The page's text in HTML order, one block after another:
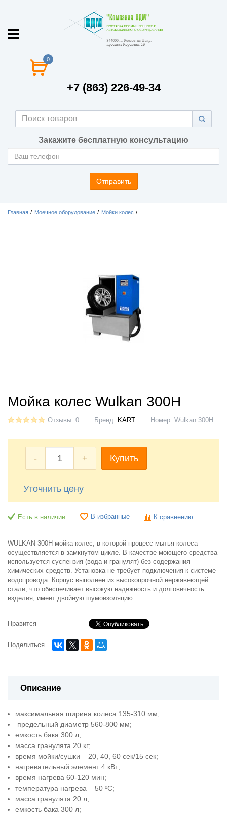
0
+7 (863) 226-49-34
Закажите бесплатную консультацию
Отправить
Главная Моечное оборудование Мойки колес
Мойка колес Wulkan 300H
Отзывы: 0 Бренд: KART Номер: Wulkan 300H
- + Купить
Уточнить цену
Есть в наличии В избранные К сравнению
WULKAN 300H мойка колес, в которой процесс мытья колеса
осуществляется в замкнутом цикле. В качестве моющего средства
используется суспензия (вода и гранулят) без содержания
химических средств. Установка не требует подключения к системе
водопровода. Корпус выполнен из высокопрочной нержавеющей
стали, что обеспечивает высокую надежность и долговечность
изделия, имеет двойную шумоизоляцию.
Нравится
Поделиться
Описание
максимальная ширина колеса 135-310 мм;
предельный диаметр 560-800 мм;
емкость бака 300 л;
масса гранулята 20 кг;
время мойки/сушки – 20, 40, 60 сек/15 сек;
нагревательный элемент 4 кВт;
время нагрева 60-120 мин;
температура нагрева – 50 ºС;
масса гранулята 20 л;
емкость бака 300 л;